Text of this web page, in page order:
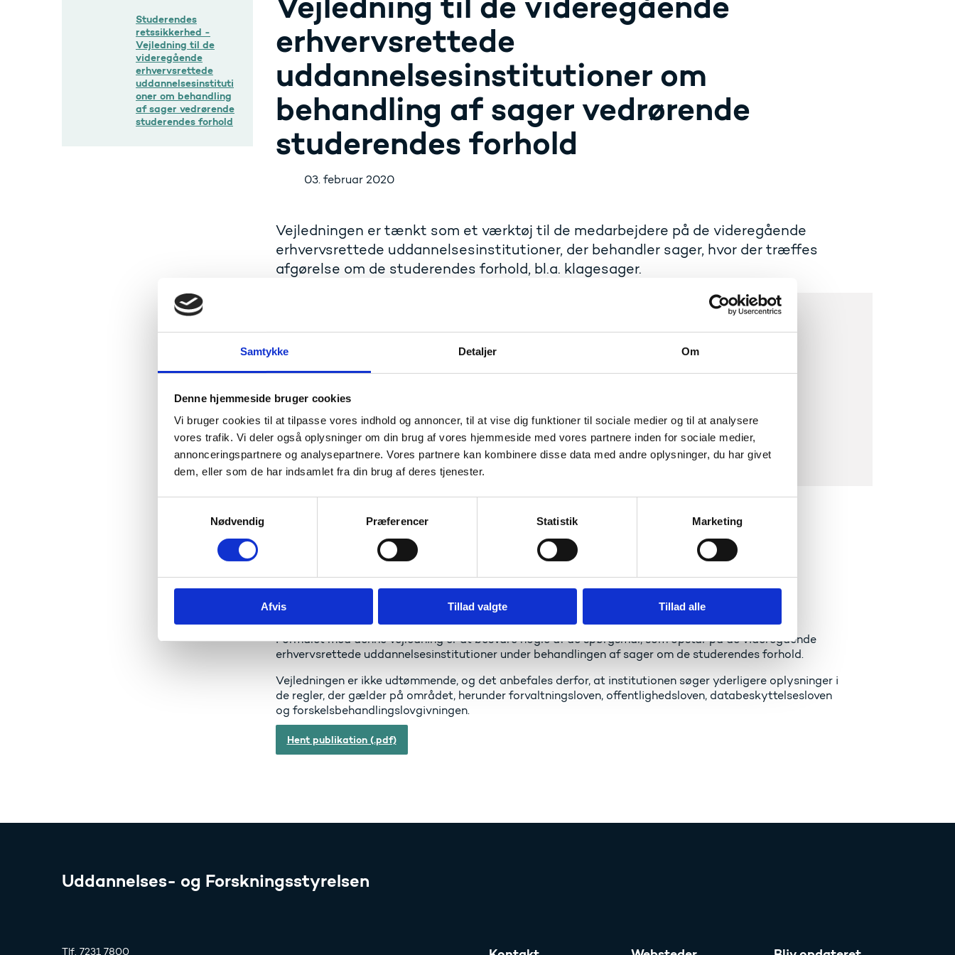
Samtykke Detaljer Om
Denne hjemmeside bruger cookies
Vi bruger cookies til at tilpasse vores indhold og annoncer, til at vise dig funktioner til sociale medier og til at analysere
vores trafik. Vi deler også oplysninger om din brug af vores hjemmeside med vores partnere inden for sociale medier,
annonceringspartnere og analysepartnere. Vores partnere kan kombinere disse data med andre oplysninger, du har givet
dem, eller som de har indsamlet fra din brug af deres tjenester.
v
Nødvendig Præferencer Statistik Marketing
Afvis Tillad valgte Tillad alle
Studerendes
retssikkerhed -
Vejledning til de
videregående
erhvervsrettede
uddannelsesinstituti
oner om behandling
af sager vedrørende
studerendes forhold
erhvervsrettede
uddannelsesinstitutioner om
behandling af sager vedrørende
studerendes forhold
03. februar 2020
Vejledningen er tænkt som et værktøj til de medarbejdere på de videregående
erhvervsrettede uddannelsesinstitutioner, der behandler sager, hvor der træffes
afgørelse om de studerendes forhold, bl.a. klagesager.
Publikationsår: 2020
Sideantal: 36
Formålet med denne vejledning er at besvare nogle af de spørgsmål, som opstår på de videregående
erhvervsrettede uddannelsesinstitutioner under behandlingen af sager om de studerendes forhold.
Vejledningen er ikke udtømmende, og det anbefales derfor, at institutionen søger yderligere oplysninger i
de regler, der gælder på området, herunder forvaltningsloven, offentlighedsloven, databeskyttelsesloven
og forskelsbehandlingslovgivningen.
Hent publikation (.pdf)
Uddannelses- og Forskningsstyrelsen
Tlf. 7231 7800